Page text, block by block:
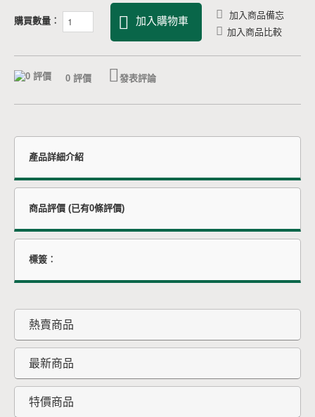
購買數量︰ 加入購物車
加入商品備忘
加入商品比較
0 評價 發表評論
產品詳細介紹
商品評價 (已有0條評價)
標簽︰
熱賣商品
最新商品
特價商品